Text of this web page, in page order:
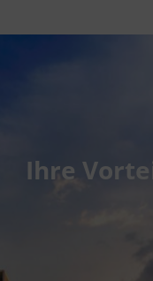
Ihre